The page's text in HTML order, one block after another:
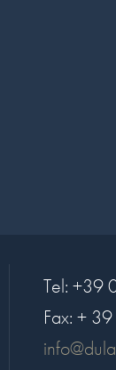
Tel: +39
Fax: +